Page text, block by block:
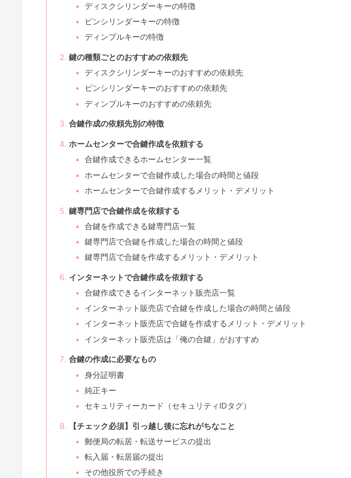
ディスクシリンダーキーの特徴
ピンシリンダーキーの特徴
ディンプルキーの特徴
鍵の種類ごとのおすすめの依頼先
ディスクシリンダーキーのおすすめの依頼先
ピンシリンダーキーのおすすめの依頼先
ディンプルキーのおすすめの依頼先
合鍵作成の依頼先別の特徴
ホームセンターで合鍵作成を依頼する
合鍵作成できるホームセンター一覧
ホームセンターで合鍵作成した場合の時間と値段
ホームセンターで合鍵作成するメリット・デメリット
鍵専門店で合鍵作成を依頼する
合鍵を作成できる鍵専門店一覧
鍵専門店で合鍵を作成した場合の時間と値段
鍵専門店で合鍵を作成するメリット・デメリット
インターネットで合鍵作成を依頼する
合鍵作成できるインターネット販売店一覧
インターネット販売店で合鍵を作成した場合の時間と値段
インターネット販売店で合鍵を作成するメリット・デメリット
インターネット販売店は「俺の合鍵」がおすすめ
合鍵の作成に必要なもの
身分証明書
純正キー
セキュリティーカード（セキュリティIDタグ）
【チェック必須】引っ越し後に忘れがちなこと
郵便局の転居・転送サービスの提出
転入届・転居届の提出
その他役所での手続き